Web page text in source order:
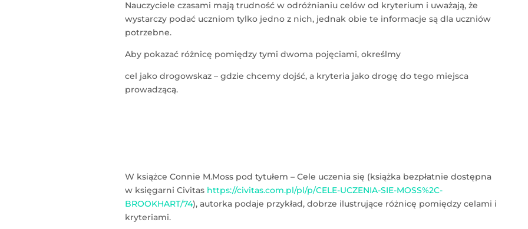
Nauczyciele czasami mają trudność w odróżnianiu celów od kryterium i uważają, że
wystarczy podać uczniom tylko jedno z nich, jednak obie te informacje są dla uczniów
potrzebne.
Aby pokazać różnicę pomiędzy tymi dwoma pojęciami, określmy
cel jako drogowskaz – gdzie chcemy dojść, a kryteria jako drogę do tego miejsca
prowadzącą.
W książce Connie M.Moss pod tytułem – Cele uczenia się (książka bezpłatnie dostępna
w księgarni Civitas https://civitas.com.pl/pl/p/CELE-UCZENIA-SIE-MOSS%2C-
BROOKHART/74), autorka podaje przykład, dobrze ilustrujące różnicę pomiędzy celami i
kryteriami.